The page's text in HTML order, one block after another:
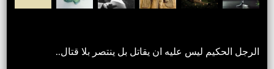
الرجل الحكيم ليس عليه ان يقاتل بل ينتصر بلا قتال..